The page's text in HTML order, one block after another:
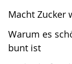
Macht Zucker
Warum es
bunt ist